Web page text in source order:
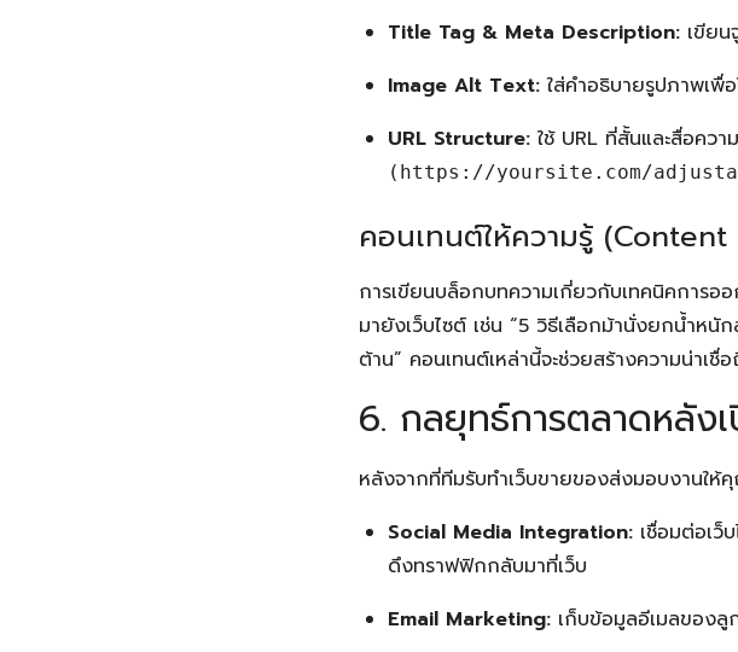
Title Tag & Meta Description: เขียน
Image Alt Text: ใส่คำอธิบายรูปภาพเพื่
URL Structure: ใช้ URL ที่สั้นและสื่อควา
(https://yoursite.com/
คอนเทนต์ให้ความรู้
การเขียนบล็อกบทความเกี่ยวกับเทคนิคการ
มายังเว็บไซต์ เช่น “5 วิธีเลือกม้านั่งยกน้ำห
ต้าน” คอนเทนต์เหล่านี้จะช่วยสร้างความน่าเ
6. กลยุทธ์การตลาดหลัง
หลังจากที่ทีมรับทำเว็บขายของส่งมอบงานใ
Social Media Integration: เชื่อมต่อเ
ดึงทราฟฟิกกลับมาที่เว็บ
Email Marketing: เก็บข้อมูลอีเมลของลู